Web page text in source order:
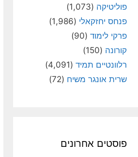
פוליטיקה (1,073)
פנחס יחזקאלי (1,986)
פרקי לימוד (90)
קורונה (150)
רלוונטיים תמיד (4,091)
שרית אונגר משיח (72)
פוסטים אחרונים